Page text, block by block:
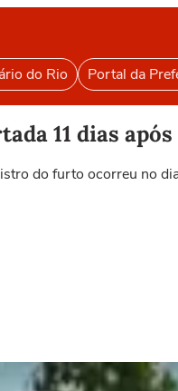
do Rio Portal da
11 dias
do furto ocorreu no